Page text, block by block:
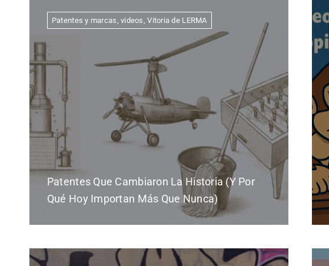
Patentes y marcas ,videos ,Vitoria de LERMA
Patentes Que Cambiaron La Historia (y Por
Qué Hoy Importan Más Que Nunca)